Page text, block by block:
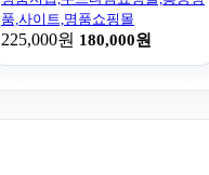
품,사이트,명품쇼핑몰
225,000원 180,000원